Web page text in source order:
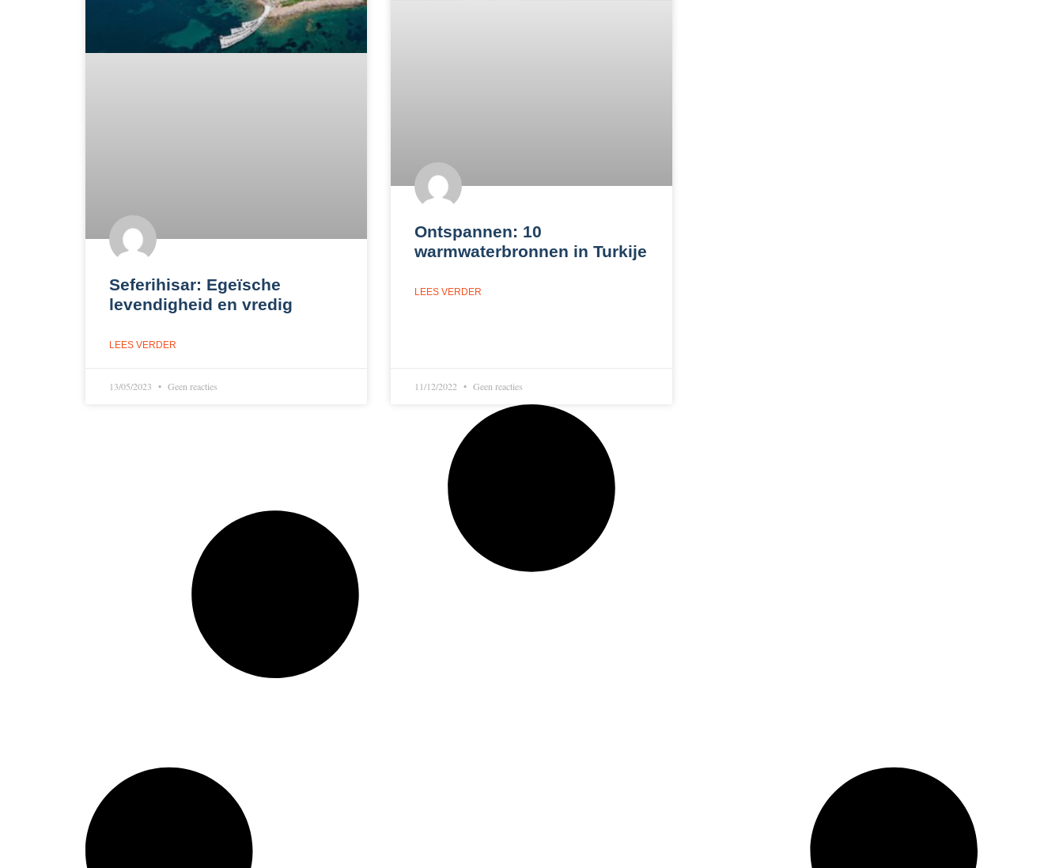
Seferihisar: Egeïsche
levendigheid en vredig
LEES VERDER
13/05/2023 Geen reacties
Ontspannen: 10
warmwaterbronnen in Turkije
LEES VERDER
11/12/2022 Geen reacties